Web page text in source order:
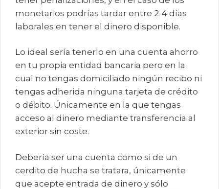
monetarios podrías tardar entre 2-4 días
laborales en tener el dinero disponible.
Lo ideal sería tenerlo en una cuenta ahorro
en tu propia entidad bancaria pero en la
cual no tengas domiciliado ningún recibo ni
tengas adherida ninguna tarjeta de crédito
o débito. Únicamente en la que tengas
acceso al dinero mediante transferencia al
exterior sin coste.
Debería ser una cuenta como si de un
cerdito de hucha se tratara, únicamente
que acepte entrada de dinero y sólo